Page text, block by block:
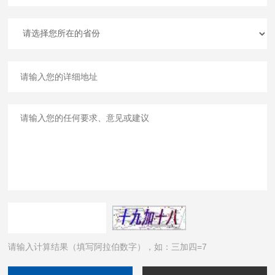
请输入计算结果（填写阿拉伯数字），如：三加四=7